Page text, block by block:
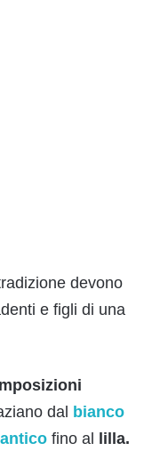
devono
e figli di una
dal bianco
fino al lilla.